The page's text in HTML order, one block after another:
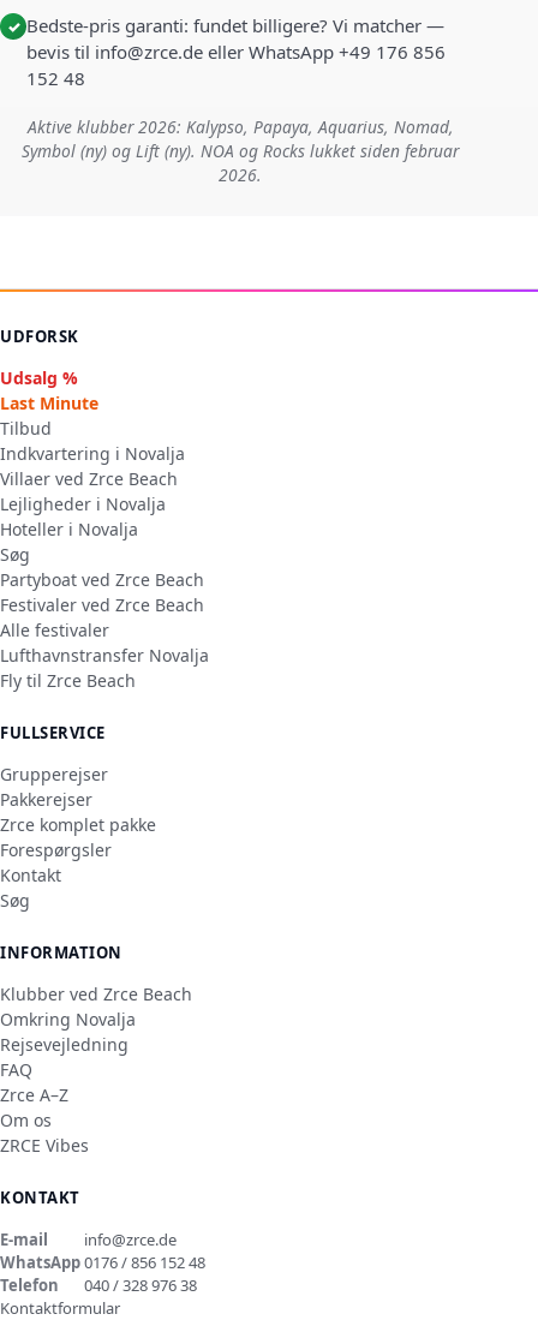
✓ Bedste-pris garanti: fundet billigere? Vi matcher —
bevis til info@zrce.de eller WhatsApp +49 176 856
152 48
Aktive klubber 2026: Kalypso, Papaya, Aquarius, Nomad,
Symbol (ny) og Lift (ny). NOA og Rocks lukket siden februar
2026.
UDFORSK
Udsalg %
Last Minute
Tilbud
Indkvartering i Novalja
Villaer ved Zrce Beach
Lejligheder i Novalja
Hoteller i Novalja
Søg
Partyboat ved Zrce Beach
Festivaler ved Zrce Beach
Alle festivaler
Lufthavnstransfer Novalja
Fly til Zrce Beach
FULLSERVICE
Grupperejser
Pakkerejser
Zrce komplet pakke
Forespørgsler
Kontakt
Søg
INFORMATION
Klubber ved Zrce Beach
Omkring Novalja
Rejsevejledning
FAQ
Zrce A–Z
Om os
ZRCE Vibes
KONTAKT
E-mail
info@zrce.de
WhatsApp0176 / 856 152 48
Telefon
040 / 328 976 38
Kontaktformular